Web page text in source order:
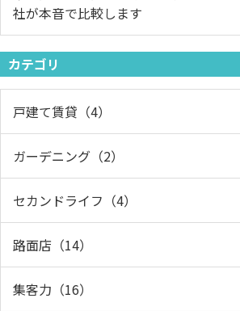
社が本音で比較します
カテゴリ
戸建て賃貸（4）
ガーデニング（2）
セカンドライフ（4）
路面店（14）
集客力（16）